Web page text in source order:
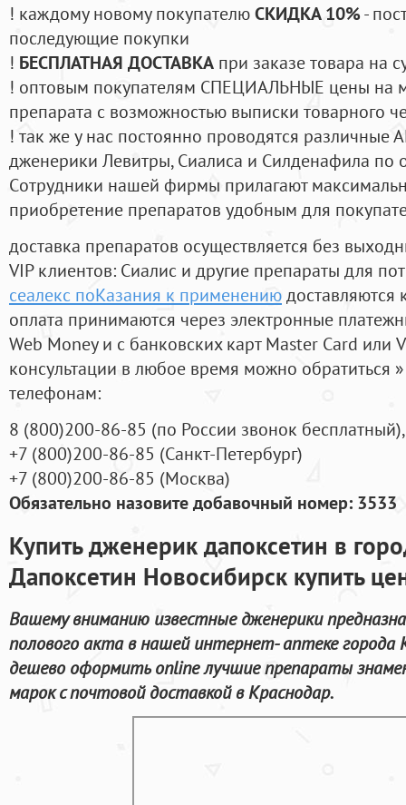
! каждому новому покупателюСКИДКА 10%-
последующие покупки
! БЕСПЛАТНАЯ ДОСТАВКА при заказе товара на
! оптовым покупателям СПЕЦИАЛЬНЫЕ цены на
препарата с возможностью выписки товарного
! так же у нас постоянно проводятся
дженерики Левитры, Сиалиса и Силденафила по
Cотрудники нашей фирмы прилагают
приобретение препаратов удобным для
доставка препаратов осуществляется без
VIP клиентов: Сиалис и другие препараты для
сеалекс поКазания к применениюдоставляются
оплата принимаются через электронные
Web Money и с банковских карт Master Card или
консультации в любое время можно обратиться
телефонам:
8 (800)200-86-85 (по России звонок бесплатный),
+7 (800)200-86-85 (Санкт-Петербург)
+7 (800)200-86-85 (Москва)
Обязательно назовите добавочный номер: 3533
Купить дженерик дапоксетин в
Дапоксетин Новосибирск купить
Вашему вниманию известные дженерики
полового акта в нашей интернет- аптеке города
дешево оформить online лучшие препараты
марок с почтовой доставкой в Краснодар.